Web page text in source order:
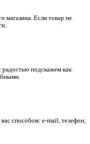
магазина. Если товар не
радостью подскажем как
способом: e-mail, телефон,